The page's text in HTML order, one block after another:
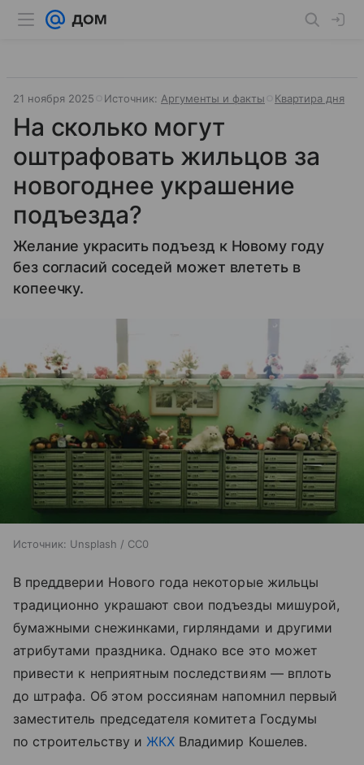
21 ноября 2025 Источник: Аргументы и факты Квартира дня
На сколько могут
оштрафовать жильцов за
новогоднее украшение
подъезда?
Желание украсить подъезд к Новому году
без согласий соседей может влететь в
копеечку.
Источник: Unsplash / CC0
В преддверии Нового года некоторые жильцы
традиционно украшают свои подъезды мишурой,
бумажными снежинками, гирляндами и другими
атрибутами праздника. Однако все это может
привести к неприятным последствиям — вплоть
до штрафа. Об этом россиянам напомнил первый
заместитель председателя комитета Госдумы
по строительству и ЖКХ Владимир Кошелев.